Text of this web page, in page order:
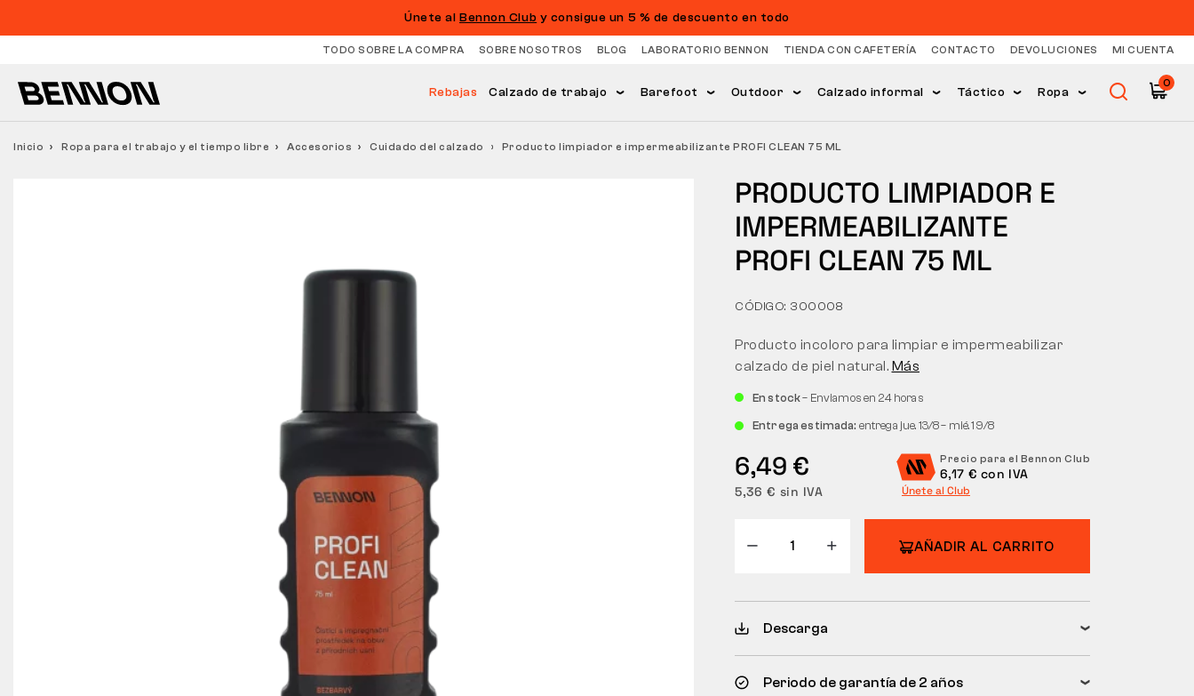
Únete alBennon Club y consigue un 5 % de descuento en todo
TODO SOBRE LA COMPRA SOBRE NOSOTROS BLOG LABORATORIO BENNON TIENDA CON CAFETERÍA CONTACTO DEVOLUCIONES MI CUENTA
Rebajas Calzado de trabajo Barefoot Outdoor Calzado informal Táctico Ropa
0
Inicio Ropa para el trabajo y el tiempo libre Accesorios Cuidado del calzado Producto limpiador e impermeabilizante PROFI CLEAN 75 ML
PRODUCTO LIMPIADOR E
IMPERMEABILIZANTE
PROFI CLEAN 75 ML
CÓDIGO: 300008
En stock– Enviamos en 24 horas
Entrega estimada: entrega jue. 13/8 – mié. 19/8
6,49 €
5,36 € sin IVA
Precio para el Bennon Club
6,17 € con IVA
Únete al Club
AÑADIR AL CARRITO
Producto incoloro para limpiar e impermeabilizar
calzado de piel natural. Más
Descarga
Periodo de garantía de 2 años